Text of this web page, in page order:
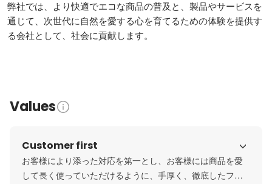
弊社では、より快適でエコな商品の普及と、製品やサービスを
通じて、次世代に自然を愛する心を育てるための体験を提供す
る会社として、社会に貢献します。
Values
Customer first
お客様により添った対応を第一とし、お客様には商品を愛
して長く使っていただけるように、手厚く、徹底したフォ